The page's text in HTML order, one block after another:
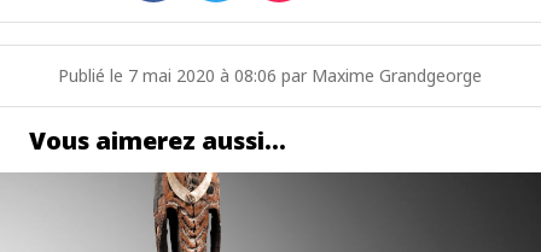
Publié le 7 mai 2020 à 08:06 par Maxime Grandgeorge
Vous aimerez aussi…